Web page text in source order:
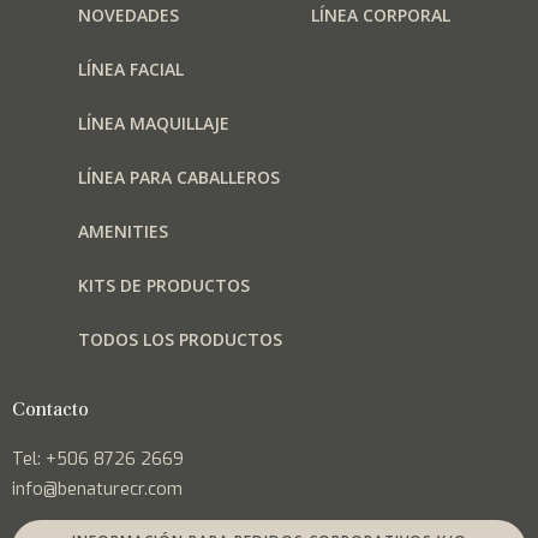
NOVEDADES LÍNEA CORPORAL
LÍNEA FACIAL
LÍNEA MAQUILLAJE
LÍNEA PARA CABALLEROS
AMENITIES
KITS DE PRODUCTOS
TODOS LOS PRODUCTOS
Contacto
Tel: +506 8726 2669
info@benaturecr.com